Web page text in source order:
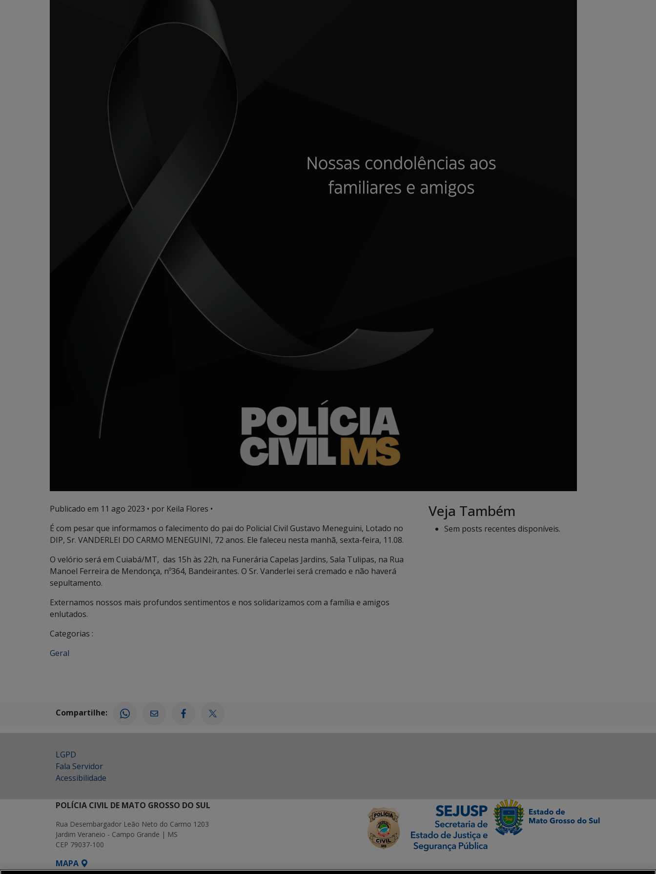
Publicado em 11 ago 2023 • por Keila Flores •
É com pesar que informamos o falecimento do pai do Policial Civil Gustavo Meneguini, Lotado no
DIP, Sr. VANDERLEI DO CARMO MENEGUINI, 72 anos. Ele faleceu nesta manhã, sexta-feira, 11.08.
O velório será em Cuiabá/MT, das 15h às 22h, na Funerária Capelas Jardins, Sala Tulipas, na Rua
Manoel Ferreira de Mendonça, nº364, Bandeirantes. O Sr. Vanderlei será cremado e não haverá
sepultamento.
Externamos nossos mais profundos sentimentos e nos solidarizamos com a família e amigos
enlutados.
Categorias :
Geral
Veja Também
Sem posts recentes disponíveis.
Compartilhe:
LGPD
Fala Servidor
Acessibilidade
POLÍCIA CIVIL DE MATO GROSSO DO SUL
Rua Desembargador Leão Neto do Carmo 1203
Jardim Veraneio - Campo Grande | MS
CEP 79037-100
MAPA